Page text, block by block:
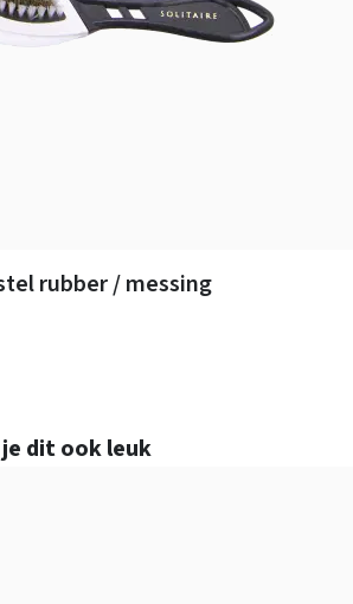
rubber / messing
dit ook leuk